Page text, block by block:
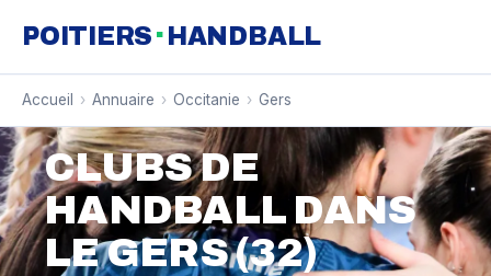
POITIERS · HANDBALL
Accueil › Annuaire › Occitanie › Gers
CLUBS DE
HANDBALL DANS
LE GERS (32)